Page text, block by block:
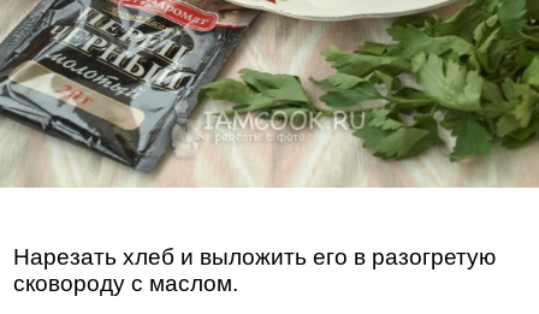
Нарезать хлеб и выложить его в разогретую
сковороду с маслом.